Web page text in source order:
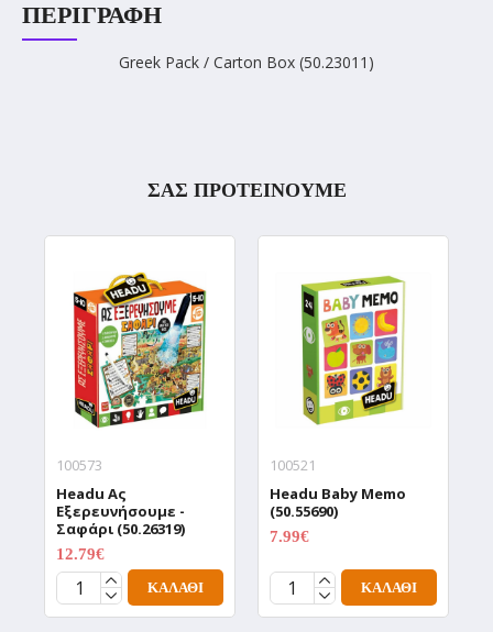
ΠΕΡΙΓΡΑΦΉ
Greek Pack / Carton Box (50.23011)
ΣΑΣ ΠΡΟΤΕΙΝΟΥΜΕ
100573
Headu Aς
Εξερευνήσουμε -
Σαφάρι (50.26319)
12.79€
ΚΑΛΆΘΙ
100521
Headu Baby Memo
(50.55690)
7.99€
ΚΑΛΆΘΙ